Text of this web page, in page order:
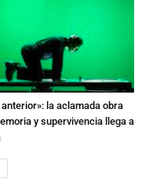
anterior»: la aclamada obra
y supervivencia llega a